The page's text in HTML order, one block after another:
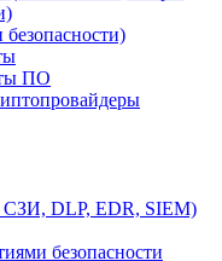
ПО
СЗИ, DLP, EDR, SIEM)
безопасности